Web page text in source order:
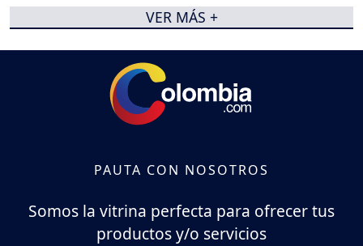
VER MÁS +
PAUTA CON NOSOTROS
Somos la vitrina perfecta para ofrecer tus
productos y/o servicios